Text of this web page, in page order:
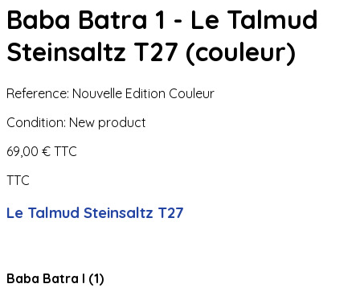
Baba Batra 1 - Le Talmud
Steinsaltz T27 (couleur)
Reference: Nouvelle Edition Couleur
Condition: New product
69,00 € TTC
TTC
Le Talmud Steinsaltz T27
Baba Batra I (1)